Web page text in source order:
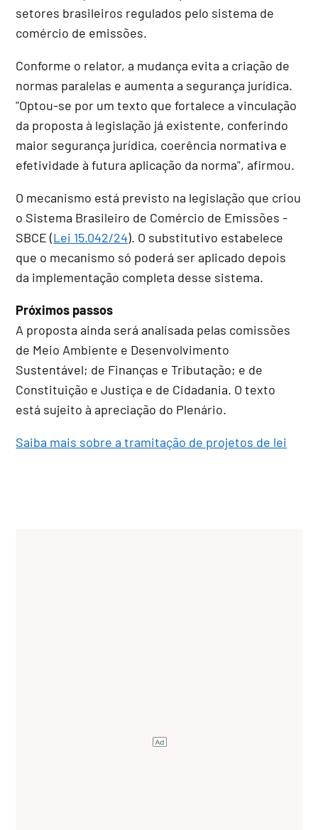
setores brasileiros regulados pelo sistema de
comércio de emissões.
Conforme o relator, a mudança evita a criação de
normas paralelas e aumenta a segurança jurídica.
"Optou-se por um texto que fortalece a vinculação
da proposta à legislação já existente, conferindo
maior segurança jurídica, coerência normativa e
efetividade à futura aplicação da norma", afirmou.
O mecanismo está previsto na legislação que criou
o Sistema Brasileiro de Comércio de Emissões -
SBCE (Lei 15.042/24). O substitutivo estabelece
que o mecanismo só poderá ser aplicado depois
da implementação completa desse sistema.
Próximos passos
A proposta ainda será analisada pelas comissões
de Meio Ambiente e Desenvolvimento
Sustentável; de Finanças e Tributação; e de
Constituição e Justiça e de Cidadania. O texto
está sujeito à apreciação do Plenário.
Saiba mais sobre a tramitação de projetos de lei